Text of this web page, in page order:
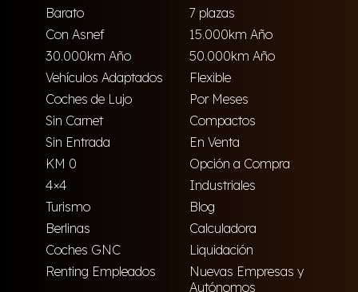
Barato
7 plazas
Con Asnef
15.000km Año
30.000km Año
50.000km Año
Vehículos Adaptados
Flexible
Coches de Lujo
Por Meses
Sin Carnet
Compactos
Sin Entrada
En Venta
KM 0
Opción a Compra
4×4
Industriales
Turismo
Blog
Berlinas
Calculadora
Coches GNC
Liquidación
Renting Empleados
Nuevas Empresas y
Autónomos